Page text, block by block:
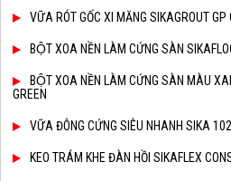
VỮA RÓT GỐC XI MĂNG SIKAGROUT GP
BỘT XOA NỀN LÀM CỨNG SÀN
BỘT XOA NỀN LÀM CỨNG SÀN MÀU
GREEN
VỮA ĐÔNG CỨNG SIÊU NHANH SIKA 102
KEO TRÁM KHE ĐÀN HỒI SIKAFLEX